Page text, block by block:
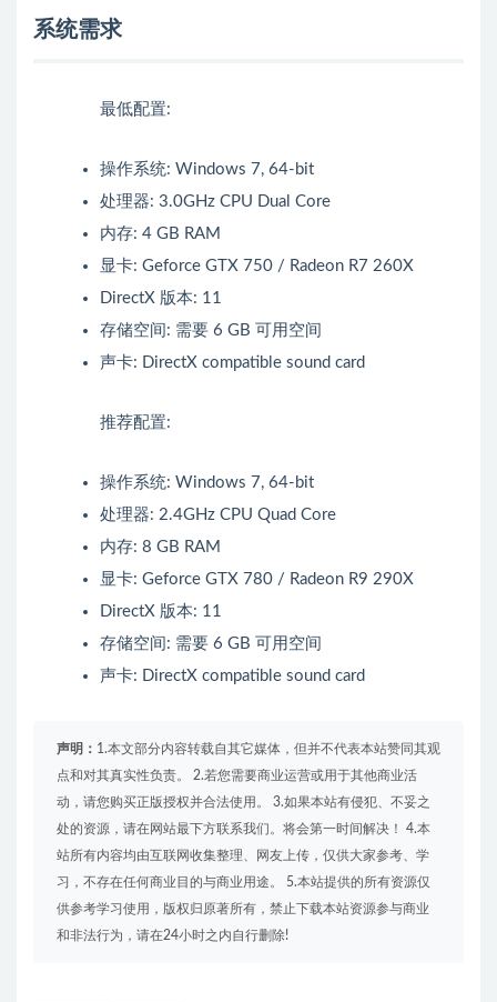
系统需求
最低配置:
操作系统: Windows 7, 64-bit
处理器: 3.0GHz CPU Dual Core
内存: 4 GB RAM
显卡: Geforce GTX 750 / Radeon R7 260X
DirectX 版本: 11
存储空间: 需要 6 GB 可用空间
声卡: DirectX compatible sound card
推荐配置:
操作系统: Windows 7, 64-bit
处理器: 2.4GHz CPU Quad Core
内存: 8 GB RAM
显卡: Geforce GTX 780 / Radeon R9 290X
DirectX 版本: 11
存储空间: 需要 6 GB 可用空间
声卡: DirectX compatible sound card
声明： 1.本文部分内容转载自其它媒体，但并不代表本站赞同其观
点和对其真实性负责。 2.若您需要商业运营或用于其他商业活
动，请您购买正版授权并合法使用。 3.如果本站有侵犯、不妥之
处的资源，请在网站最下方联系我们。将会第一时间解决！ 4.本
站所有内容均由互联网收集整理、网友上传，仅供大家参考、学
习，不存在任何商业目的与商业用途。 5.本站提供的所有资源仅
供参考学习使用，版权归原著所有，禁止下载本站资源参与商业
和非法行为，请在24小时之内自行删除!